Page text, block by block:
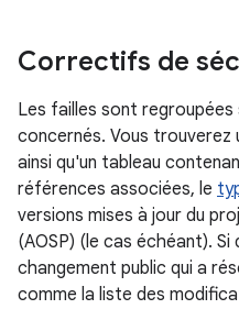
Correctifs de
Les failles sont
concernés. Vous trouverez
ainsi qu'un tableau
références associées, le
versions mises à jour du
(AOSP) (le cas échéant).
changement public qui a
comme la liste des